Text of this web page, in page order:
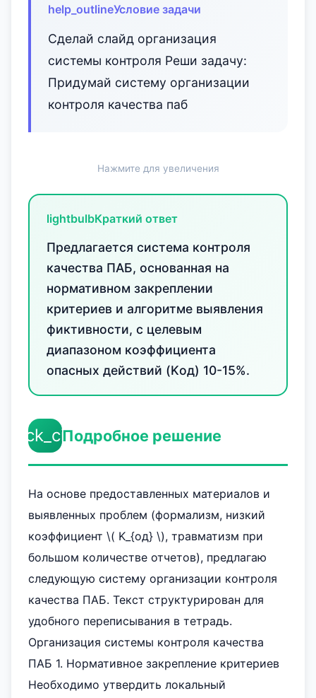
help_outlineУсловие задачи
Сделай слайд организация
системы контроля Реши задачу:
Придумай систему организации
контроля качества паб
Нажмите для увеличения
lightbulbКраткий ответ
Предлагается система контроля
качества ПАБ, основанная на
нормативном закреплении
критериев и алгоритме выявления
фиктивности, с целевым
диапазоном коэффициента
опасных действий (Kод) 10-15%.
Подробное решение
На основе предоставленных материалов и
выявленных проблем (формализм, низкий
коэффициент \( K_{од} \), травматизм при
большом количестве отчетов), предлагаю
следующую систему организации контроля
качества ПАБ. Текст структурирован для
удобного переписывания в тетрадь.
Организация системы контроля качества
ПАБ 1. Нормативное закрепление критериев
Необходимо утвердить локальный